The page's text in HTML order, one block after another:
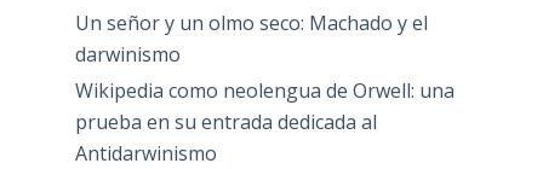
Un señor y un olmo seco: Machado y el
darwinismo
Wikipedia como neolengua de Orwell: una
prueba en su entrada dedicada al
Antidarwinismo